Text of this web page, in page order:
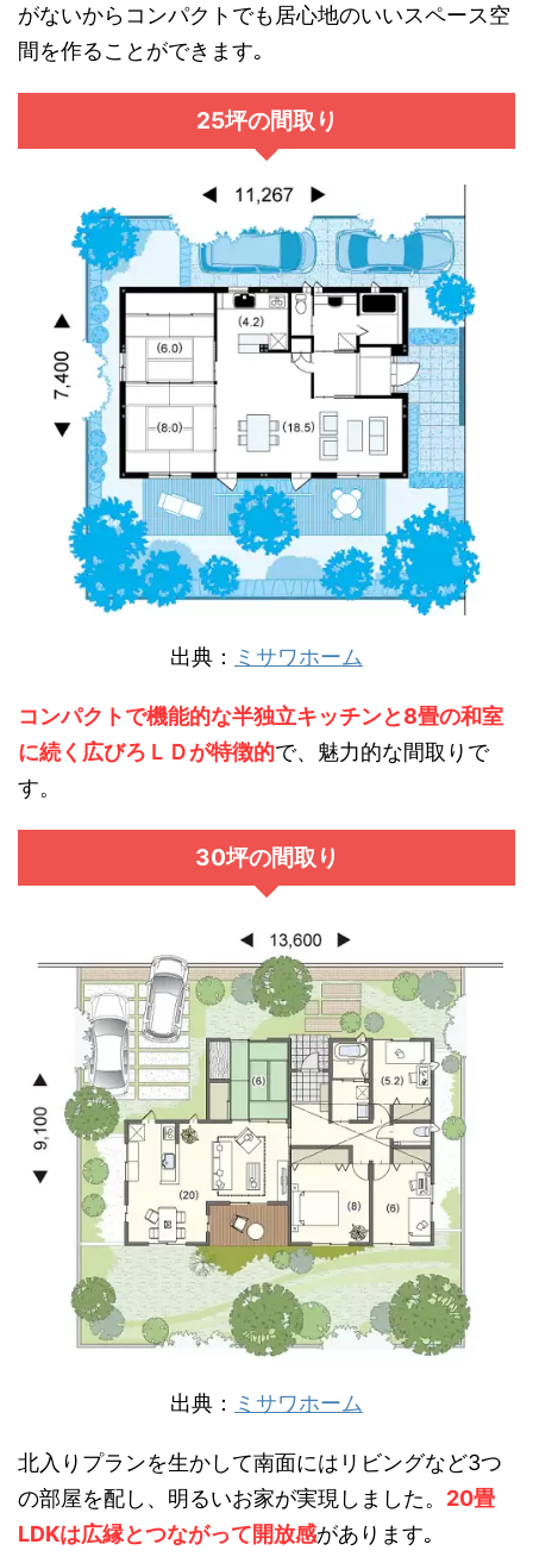
がないからコンパクトでも居心地のいいスペース空
間を作ることができます｡
25坪の間取り
出典： ミサワホーム
コンパクトで機能的な半独立キッチンと8畳の和室
に続く広びろＬＤが特徴的で、魅力的な間取りで
す。
30坪の間取り
出典： ミサワホーム
北入りプランを生かして南面にはリビングなど3つ
の部屋を配し、明るいお家が実現しました。 20畳
LDKは広縁とつながって開放感があります｡